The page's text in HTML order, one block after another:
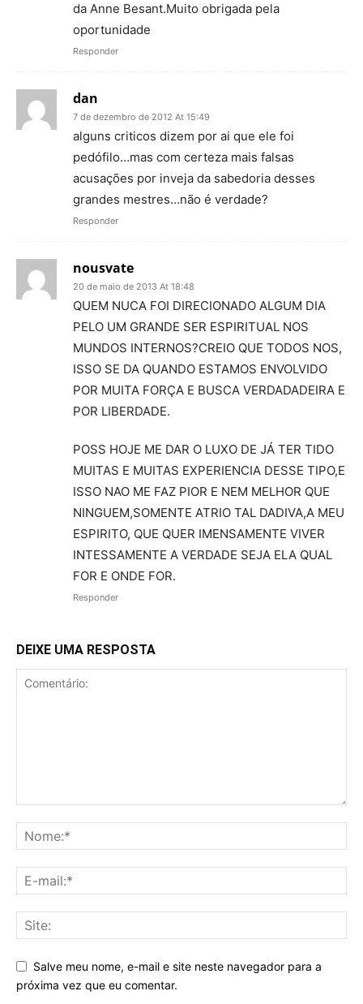
da Anne Besant.Muito obrigada pela
oportunidade
Responder
dan
7 de dezembro de 2012 At 15:49
alguns criticos dizem por ai que ele foi
pedófilo…mas com certeza mais falsas
acusações por inveja da sabedoria desses
grandes mestres…não é verdade?
Responder
nousvate
20 de maio de 2013 At 18:48
QUEM NUCA FOI DIRECIONADO ALGUM DIA
PELO UM GRANDE SER ESPIRITUAL NOS
MUNDOS INTERNOS?CREIO QUE TODOS NOS,
ISSO SE DA QUANDO ESTAMOS ENVOLVIDO
POR MUITA FORÇA E BUSCA VERDADADEIRA E
POR LIBERDADE.
POSS HOJE ME DAR O LUXO DE JÁ TER TIDO
MUITAS E MUITAS EXPERIENCIA DESSE TIPO,E
ISSO NAO ME FAZ PIOR E NEM MELHOR QUE
NINGUEM,SOMENTE ATRIO TAL DADIVA,A MEU
ESPIRITO, QUE QUER IMENSAMENTE VIVER
INTESSAMENTE A VERDADE SEJA ELA QUAL
FOR E ONDE FOR.
Responder
DEIXE UMA RESPOSTA
Salve meu nome, e-mail e site neste navegador para a
próxima vez que eu comentar.